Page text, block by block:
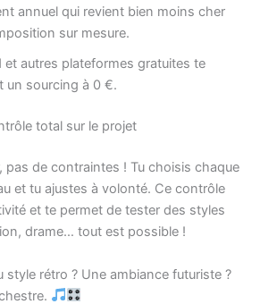
annuel qui revient bien moins cher
sur mesure.
et autres plateformes gratuites te
un sourcing à 0 €.
total sur le projet
pas de contraintes ! Tu choisis chaque
et tu ajustes à volonté. Ce contrôle
et te permet de tester des styles
drame… tout est possible !
style rétro ? Une ambiance futuriste ?